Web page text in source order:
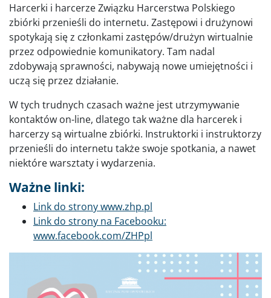
Harcerki i harcerze Związku Harcerstwa Polskiego
zbiórki przenieśli do internetu. Zastępowi i drużynowi
spotykają się z członkami zastępów/drużyn wirtualnie
przez odpowiednie komunikatory. Tam nadal
zdobywają sprawności, nabywają nowe umiejętności i
uczą się przez działanie.
W tych trudnych czasach ważne jest utrzymywanie
kontaktów on-line, dlatego tak ważne dla harcerek i
harcerzy są wirtualne zbiórki. Instruktorki i instruktorzy
przenieśli do internetu także swoje spotkania, a nawet
niektóre warsztaty i wydarzenia.
Ważne linki:
Link do strony www.zhp.pl
Link do strony na Facebooku:
www.facebook.com/ZHPpl